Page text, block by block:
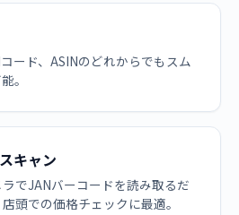
ード、ASINのどれからでもスム
。
キャン
でJANバーコードを読み取るだ
頭での価格チェックに最適。